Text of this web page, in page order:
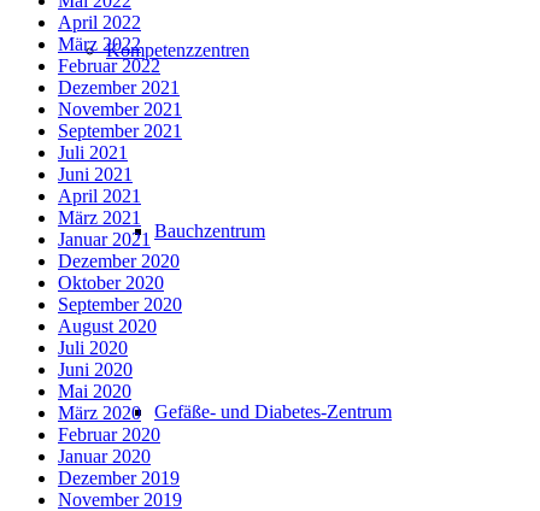
Kompetenzzentren
Bauchzentrum
Gefäße- und Diabetes-Zentrum
April 2022
März 2022
Februar 2022
Dezember 2021
November 2021
September 2021
Juli 2021
Juni 2021
April 2021
März 2021
Januar 2021
Dezember 2020
Oktober 2020
September 2020
August 2020
Juli 2020
Juni 2020
Mai 2020
März 2020
Februar 2020
Januar 2020
Dezember 2019
November 2019